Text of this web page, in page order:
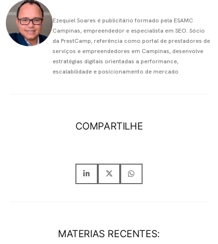
Ezequiel Soares é publicitário formado pela ESAMC
Campinas, empreendedor e especialista em SEO. Sócio
da PrestCamp, referência como portal de prestadores de
serviços e empreendedores em Campinas, desenvolve
estratégias digitais orientadas a performance,
escalabilidade e posicionamento de mercado
COMPARTILHE
MATERIAS RECENTES: